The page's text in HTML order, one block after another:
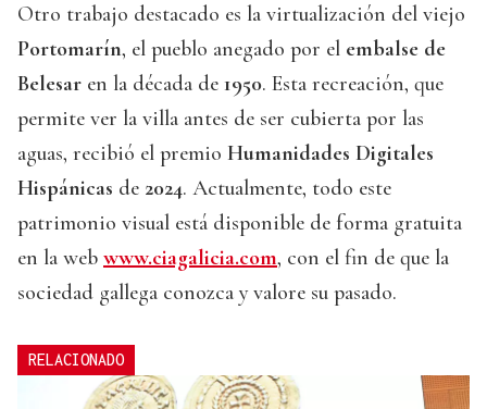
Otro trabajo destacado es la virtualización del viejo
Portomarín, el pueblo anegado por el embalse de
Belesar en la década de 1950. Esta recreación, que
permite ver la villa antes de ser cubierta por las
aguas, recibió el premio Humanidades Digitales
Hispánicas de 2024. Actualmente, todo este
patrimonio visual está disponible de forma gratuita
en la web www.ciagalicia.com, con el fin de que la
sociedad gallega conozca y valore su pasado.
RELACIONADO